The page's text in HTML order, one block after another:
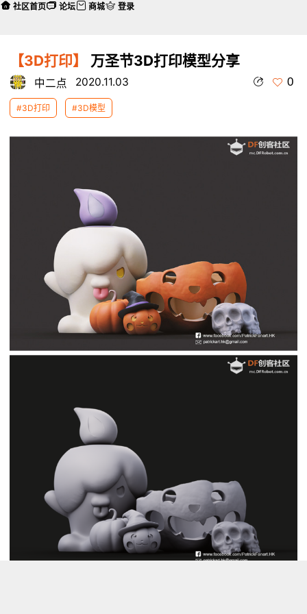
【3D打印】 万圣节3D打印模型分享
中二点 2020.11.03 0
#3D打印 #3D模型
本帖最后由 中二点 于 2020-11-3 17:52 编辑
社区首页 论坛 商城 登录